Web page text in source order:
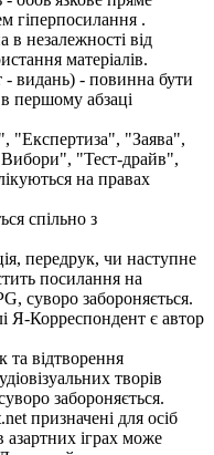
гіперпосилання .
незалежності від
матеріалів.
- видань) - повинна бути
першому абзаці
"Експертиза", "Заява",
"Тест-драйв",
на правах
спільно з
передрук, чи наступне
посилання на
суворо забороняється.
Я-Корреспондент є автор
та відтворення
творів
забороняється.
призначені для осіб
іграх може